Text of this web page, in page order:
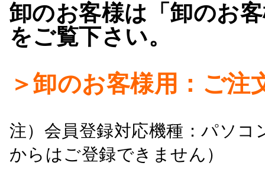
卸のお客様は「卸のお
をご覧下さい。
＞卸のお客様用：ご注
注）会員登録対応機種：パソ
からはご登録できません）